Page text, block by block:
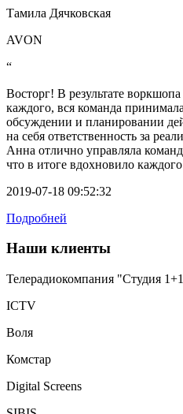
Тамила Дячковская
AVON
“
Восторг! В результате
каждого, вся команда
обсуждении и планировании
на себя ответственность за
Анна отлично управляла
что в итоге вдохновило
2019-07-18 09:52:32
Подробней
Наши клиенты
Телерадиокомпания "Студия
ICTV
Воля
Комстар
Digital Screens